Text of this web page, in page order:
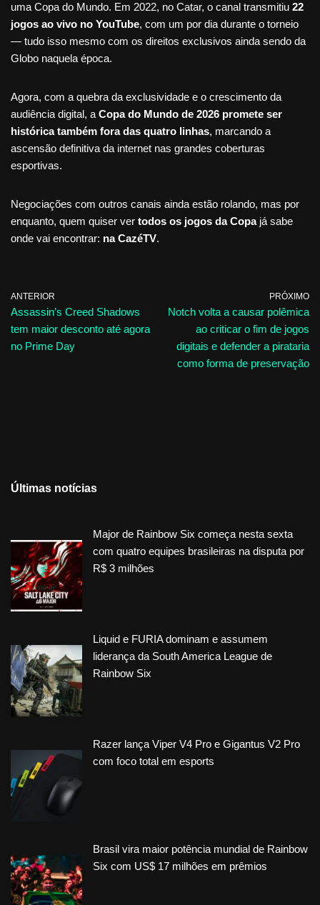
uma Copa do Mundo. Em 2022, no Catar, o canal transmitiu 22
jogos ao vivo no YouTube, com um por dia durante o torneio
— tudo isso mesmo com os direitos exclusivos ainda sendo da
Globo naquela época.
Agora, com a quebra da exclusividade e o crescimento da
audiência digital, a Copa do Mundo de 2026 promete ser
histórica também fora das quatro linhas, marcando a
ascensão definitiva da internet nas grandes coberturas
esportivas.
Negociações com outros canais ainda estão rolando, mas por
enquanto, quem quiser ver todos os jogos da Copajá sabe
onde vai encontrar: na CazéTV.
ANTERIOR
Assassin’s Creed Shadows
tem maior desconto até agora
no Prime Day
PRÓXIMO
Notch volta a causar polêmica
ao criticar o fim de jogos
digitais e defender a pirataria
como forma de preservação
Últimas notícias
Major de Rainbow Six começa nesta sexta
com quatro equipes brasileiras na disputa por
R$ 3 milhões
Liquid e FURIA dominam e assumem
liderança da South America League de
Rainbow Six
Razer lança Viper V4 Pro e Gigantus V2 Pro
com foco total em esports
Brasil vira maior potência mundial de Rainbow
Six com US$ 17 milhões em prêmios